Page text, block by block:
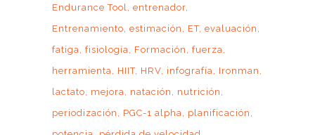
Endurance Tool entrenador
Entrenamiento estimación ET evaluación
fatiga fisiología Formación
fuerza
herramienta
HIIT HRV infografía
Ironman
lactato
mejora natación
nutrición
periodización
PGC-1 alpha
planificación